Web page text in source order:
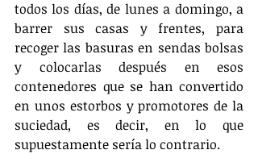
todos los días, de lunes a domingo, a
barrer sus casas y frentes, para
recoger las basuras en sendas bolsas
y colocarlas después en esos
contenedores que se han convertido
en unos estorbos y promotores de la
suciedad, es decir, en lo que
supuestamente sería lo contrario.